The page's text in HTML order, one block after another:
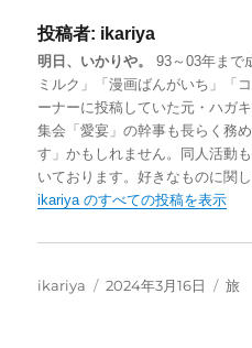
t
o
d
o
n
k
y
n
a
o
o
投稿者: ikariya
明日、いかりや。
93～03年まで
ミルク」「漫画ばんがいち」「
ーナーに投稿していた元・ハガ
集会「愛宴」の幹事も長らく務
す」かもしれません。同人活動
いております。好きなものに関
ikariya のすべての投稿を表示
投
ikariya
投
2024年3月16日
カ
旅